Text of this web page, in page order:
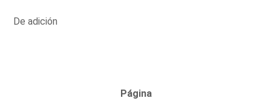
De adición
Página